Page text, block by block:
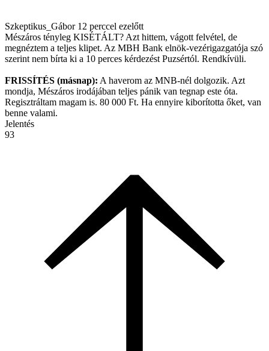
Szkeptikus_Gábor 12 perccel ezelőtt
Mészáros tényleg KISÉTÁLT? Azt hittem, vágott felvétel, de
megnéztem a teljes klipet. Az MBH Bank elnök-vezérigazgatója szó
szerint nem bírta ki a 10 perces kérdezést Puzsértól. Rendkívüli.
FRISSÍTÉS (másnap): A haverom az MNB-nél dolgozik. Azt
mondja, Mészáros irodájában teljes pánik van tegnap este óta.
Regisztráltam magam is. 80 000 Ft. Ha ennyire kiborította őket, van
benne valami.
Jelentés
93